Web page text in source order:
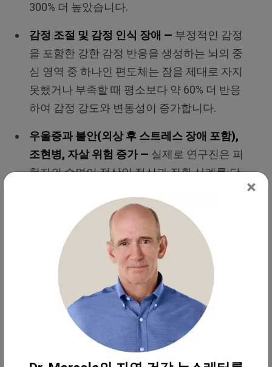
300% 더 높았습니다.
감정 조절 및 감정 인식 장애 — 부정적인 감정
을 포함한 강한 감정 반응을 생성하는 뇌의 중
심 영역 중 하나인 편도체는 잠을 제대로 자지
못했거나 부족할 때 평소보다 약 60% 더 반응
하여 감정 강도와 변동성이 증가합니다.
우울증과 불안(외상 후 스트레스 장애 포함),
조현병, 자살 위험 증가 — 실제로 연구진은 피
험자의 수면이 정상인 정신과 질환 사례를 단
기억력 저하 및 새로운 것을 배우는 능력 감소
수면 부족 시에는 해마가 닫히기 때문에 새
로운 기억을 만드는 능력과 관련한 뇌 능력
40%가 부족해집니다.
생산성, 성능 및 창의력 저하
느려진 반응 시간과 도로와 직장에서의 사고
6시간 미만의 수면을 취하면 인
×